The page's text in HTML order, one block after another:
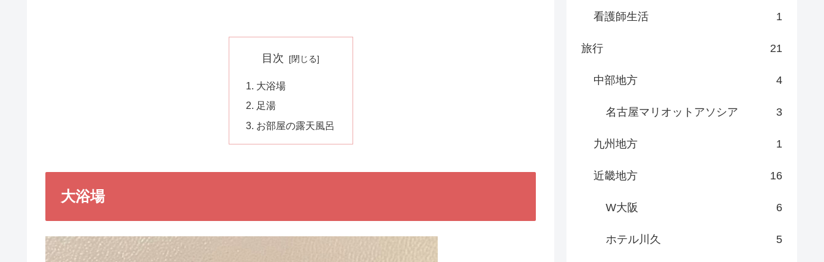
目次
大浴場
足湯
お部屋の露天風呂
大浴場
看護師生活 1
旅行 21
中部地方 4
名古屋マリオットアソシア 3
九州地方 1
近畿地方 16
W大阪 6
ホテル川久 5